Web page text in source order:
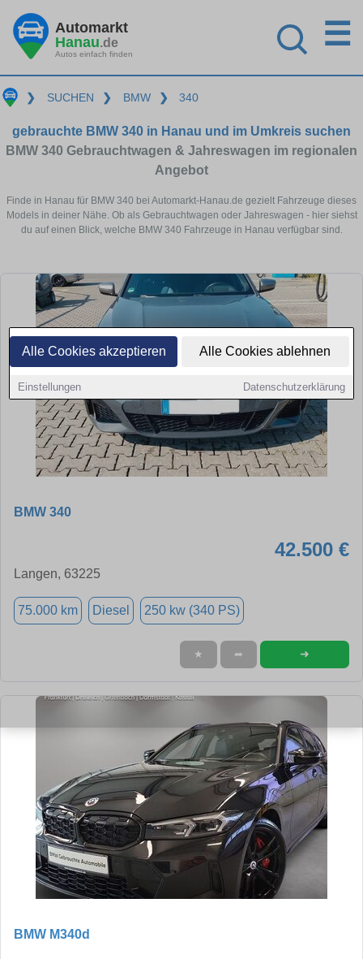
Alle Cookies akzeptieren Alle Cookies ablehnen
Einstellungen Datenschutzerklärung
Automarkt
Hanau.de
Autos einfach finden
☰
❯ SUCHEN ❯ BMW ❯ 340
gebrauchte BMW 340 in Hanau und im Umkreis suchen
BMW 340 Gebrauchtwagen & Jahreswagen im regionalen
Angebot
Finde in Hanau für BMW 340 bei Automarkt-Hanau.de gezielt Fahrzeuge dieses
Models in deiner Nähe. Ob als Gebrauchtwagen oder Jahreswagen - hier siehst
du auf einen Blick, welche BMW 340 Fahrzeuge in Hanau verfügbar sind.
BMW 340
42.500 €
Langen, 63225
75.000 km Diesel 250 kw (340 PS)
★ ➦ ➜
BMW M340d